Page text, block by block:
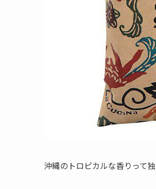
沖縄のトロピカルな香りって独